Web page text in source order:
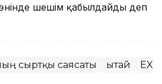
шешім қабылдайды деп
сыртқы саясаты Қытай